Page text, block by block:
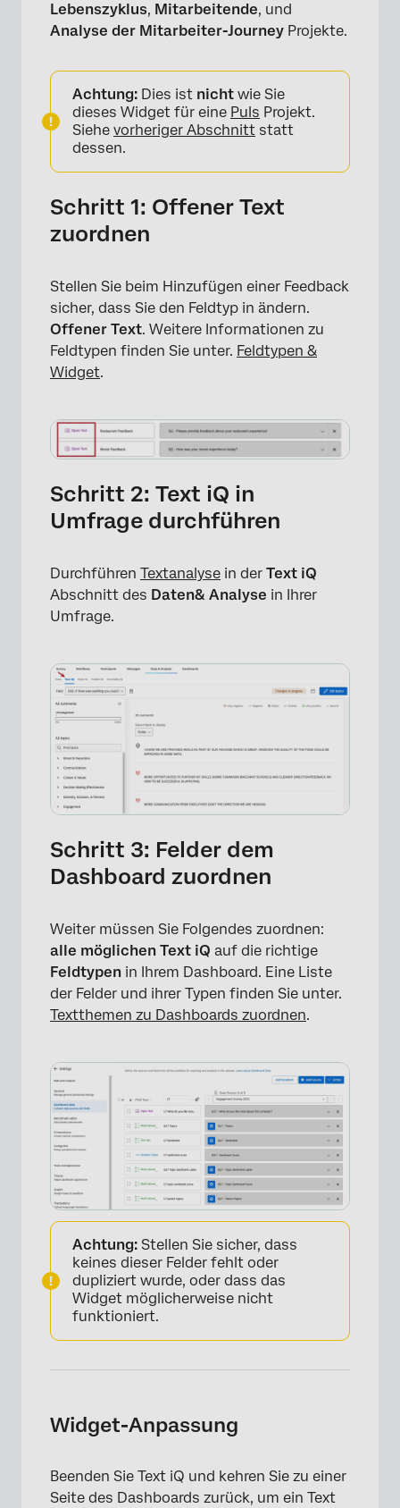
Lebenszyklus, Mitarbeitende, und
Analyse der Mitarbeiter-Journey Projekte.
Achtung: Dies ist nicht wie Sie
dieses Widget für eine Puls Projekt.
Siehe vorheriger Abschnitt statt
dessen.
Schritt 1: Offener Text
zuordnen
Stellen Sie beim Hinzufügen einer Feedback
sicher, dass Sie den Feldtyp in ändern.
Offener Text. Weitere Informationen zu
Feldtypen finden Sie unter. Feldtypen &
Widget.
×
Schritt 2: Text iQ in
Umfrage durchführen
Durchführen Textanalyse in der Text iQ
Abschnitt des Daten& Analyse in Ihrer
Umfrage.
×
Schritt 3: Felder dem
Dashboard zuordnen
Weiter müssen Sie Folgendes zuordnen:
alle möglichen Text iQ auf die richtige
Feldtypen in Ihrem Dashboard. Eine Liste
der Felder und ihrer Typen finden Sie unter.
Textthemen zu Dashboards zuordnen.
Achtung: Stellen Sie sicher, dass
keines dieser Felder fehlt oder
dupliziert wurde, oder dass das
Widget möglicherweise nicht
funktioniert.
Widget-Anpassung
Beenden Sie Text iQ und kehren Sie zu einer
Seite des Dashboards zurück, um ein Text